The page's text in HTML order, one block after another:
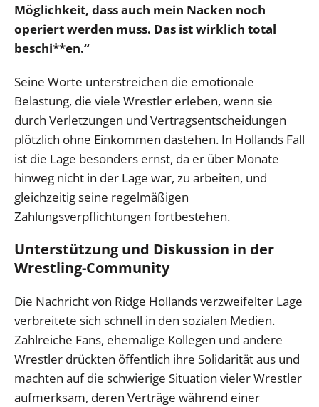
Möglichkeit, dass auch mein Nacken noch
operiert werden muss. Das ist wirklich total
beschi**en.“
Seine Worte unterstreichen die emotionale
Belastung, die viele Wrestler erleben, wenn sie
durch Verletzungen und Vertragsentscheidungen
plötzlich ohne Einkommen dastehen. In Hollands Fall
ist die Lage besonders ernst, da er über Monate
hinweg nicht in der Lage war, zu arbeiten, und
gleichzeitig seine regelmäßigen
Zahlungsverpflichtungen fortbestehen.
Unterstützung und Diskussion in der
Wrestling-Community
Die Nachricht von Ridge Hollands verzweifelter Lage
verbreitete sich schnell in den sozialen Medien.
Zahlreiche Fans, ehemalige Kollegen und andere
Wrestler drückten öffentlich ihre Solidarität aus und
machten auf die schwierige Situation vieler Wrestler
aufmerksam, deren Verträge während einer